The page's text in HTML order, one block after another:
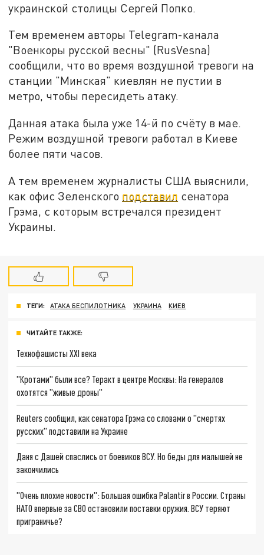
украинской столицы Сергей Попко.
Тем временем авторы Telegram-канала
"Военкоры русской весны" (RusVesna)
сообщили, что во время воздушной тревоги на
станции "Минская" киевлян не пустии в
метро, чтобы пересидеть атаку.
Данная атака была уже 14-й по счёту в мае.
Режим воздушной тревоги работал в Киеве
более пяти часов.
А тем временем журналисты США выяснили,
как офис Зеленского подставил сенатора
Грэма, с которым встречался президент
Украины.
ТЕГИ: АТАКА БЕСПИЛОТНИКА УКРАИНА КИЕВ
ЧИТАЙТЕ ТАКЖЕ:
Технофашисты XXI века
"Кротами" были все? Теракт в центре Москвы: На генералов
охотятся "живые дроны"
Reuters сообщил, как сенатора Грэма со словами о "смертях
русских" подставили на Украине
Даня с Дашей спаслись от боевиков ВСУ. Но беды для малышей не
закончились
"Очень плохие новости": Большая ошибка Palantir в России. Страны
НАТО впервые за СВО остановили поставки оружия. ВСУ теряют
приграничье?